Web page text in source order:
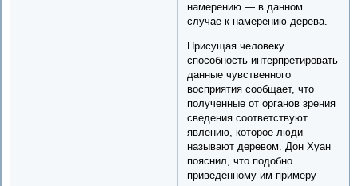
намерению — в данном
случае к намерению дерева.
Присущая человеку
способность интерпретировать
данные чувственного
восприятия сообщает, что
полученные от органов зрения
сведения соответствуют
явлению, которое люди
называют деревом. Дон Хуан
пояснил, что подобно
приведенному им примеру